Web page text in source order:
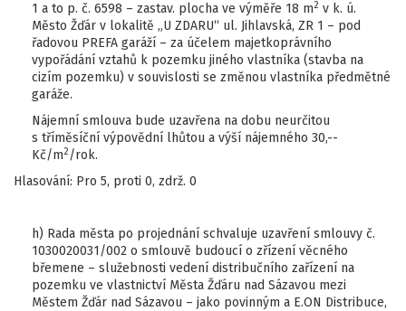
1 a to p. č. 6598 – zastav. plocha ve výměře 18 m2 v k. ú.
Město Žďár v lokalitě „U ZDARU“ ul. Jihlavská, ZR 1 – pod
řadovou PREFA garáží – za účelem majetkoprávního
vypořádání vztahů k pozemku jiného vlastníka (stavba na
cizím pozemku) v souvislosti se změnou vlastníka předmětné
garáže.
Nájemní smlouva bude uzavřena na dobu neurčitou
s tříměsíční výpovědní lhůtou a výší nájemného 30,--
Kč/m2 /rok.
Hlasování: Pro 5, proti 0, zdrž. 0
h) Rada města po projednání schvaluje uzavření smlouvy č.
1030020031/002 o smlouvě budoucí o zřízení věcného
břemene – služebnosti vedení distribučního zařízení na
pozemku ve vlastnictví Města Žďáru nad Sázavou mezi
Městem Žďár nad Sázavou – jako povinným a E.ON Distribuce,